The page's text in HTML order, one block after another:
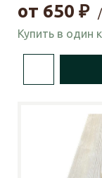
от 650 ₽
Купить в один